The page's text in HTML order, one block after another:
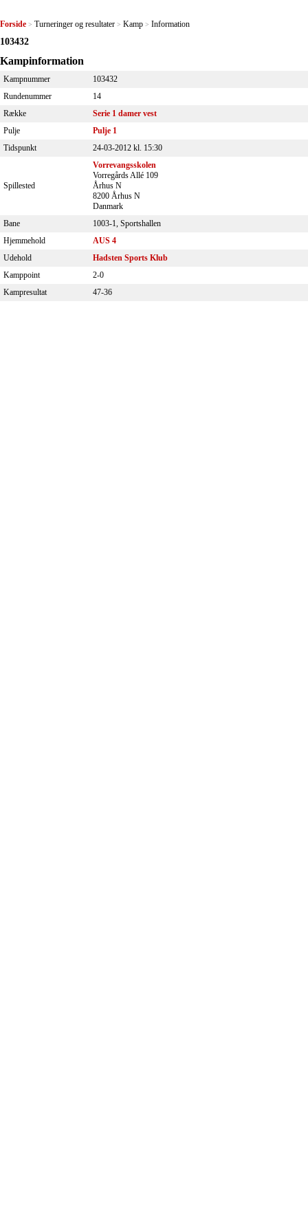
Forside > Turneringer og resultater > Kamp > Information
103432
Kampinformation
Kampnummer
103432
Rundenummer
14
Række
Serie 1 damer vest
Pulje
Pulje 1
Tidspunkt
24-03-2012 kl. 15:30
Spillested
Vorrevangsskolen
Vorregårds Allé 109
Århus N
8200 Århus N
Danmark
Bane
1003-1, Sportshallen
Hjemmehold
AUS 4
Udehold
Hadsten Sports Klub
Kamppoint
2-0
Kampresultat
47-36